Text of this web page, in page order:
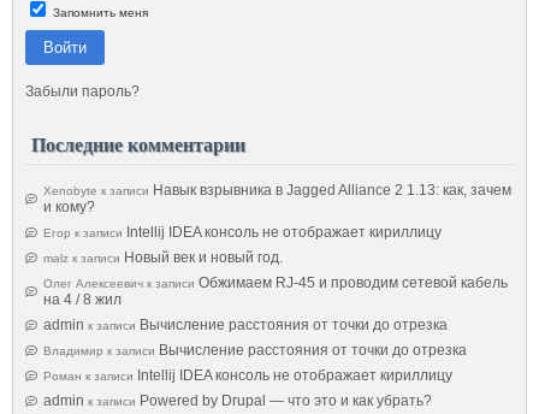
Запомнить меня
Войти
Забыли пароль?
Последние комментарии
Xenobyte к записи Навык взрывника в Jagged Alliance 2 1.13: как, зачем
и кому?
Егор к записи Intellij IDEA консоль не отображает кириллицу
malz к записи Новый век и новый год.
Олег Алексеевич к записи Обжимаем RJ-45 и проводим сетевой кабель
на 4 / 8 жил
admin к записи Вычисление расстояния от точки до отрезка
Владимир к записи Вычисление расстояния от точки до отрезка
Роман к записи Intellij IDEA консоль не отображает кириллицу
admin к записи Powered by Drupal — что это и как убрать?